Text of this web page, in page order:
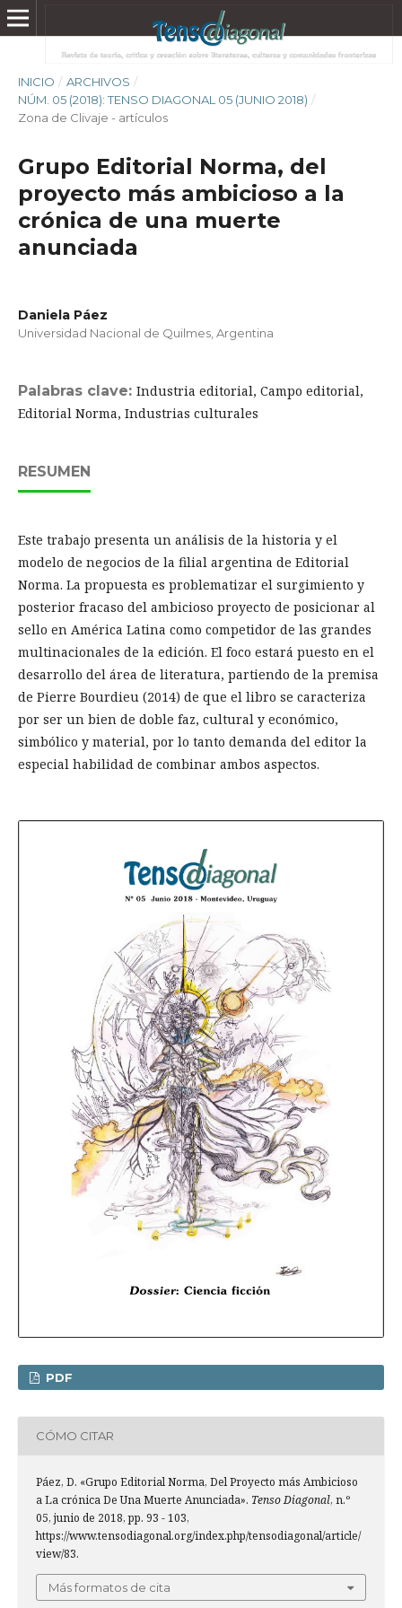
INICIO / ARCHIVOS /
NÚM. 05 (2018): TENSO DIAGONAL 05 (JUNIO 2018) /
Zona de Clivaje - artículos
Grupo Editorial Norma, del
proyecto más ambicioso a la
crónica de una muerte
anunciada
Daniela Páez
Universidad Nacional de Quilmes, Argentina
Palabras clave: Industria editorial, Campo editorial,
Editorial Norma, Industrias culturales
RESUMEN
Este trabajo presenta un análisis de la historia y el
modelo de negocios de la filial argentina de Editorial
Norma. La propuesta es problematizar el surgimiento y
posterior fracaso del ambicioso proyecto de posicionar al
sello en América Latina como competidor de las grandes
multinacionales de la edición. El foco estará puesto en el
desarrollo del área de literatura, partiendo de la premisa
de Pierre Bourdieu (2014) de que el libro se caracteriza
por ser un bien de doble faz, cultural y económico,
simbólico y material, por lo tanto demanda del editor la
especial habilidad de combinar ambos aspectos.
PDF
CÓMO CITAR
Páez, D. «Grupo Editorial Norma, Del Proyecto más Ambicioso
a La crónica De Una Muerte Anunciada». Tenso Diagonal, n.º
05, junio de 2018, pp. 93 - 103,
https://www.tensodiagonal.org/index.php/tensodiagonal/article/
view/83.
Más formatos de cita